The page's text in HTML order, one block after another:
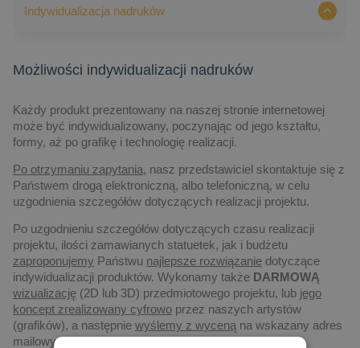
Indywidualizacja nadruków
Możliwości indywidualizacji nadruków
Każdy produkt prezentowany na naszej stronie internetowej
może być indywidualizowany, poczynając od jego kształtu,
formy, aż po grafikę i technologię realizacji.
Po otrzymaniu zapytania, nasz przedstawiciel skontaktuje się z
Państwem drogą elektroniczną, albo telefoniczną, w celu
uzgodnienia szczegółów dotyczących realizacji projektu.
Po uzgodnieniu szczegółów dotyczących czasu realizacji
projektu, ilości zamawianych statuetek, jak i budżetu
zaproponujemy Państwu najlepsze rozwiązanie dotyczące
indywidualizacji produktów. Wykonamy także DARMOWĄ
wizualizację (2D lub 3D) przedmiotowego projektu, lub jego
koncept zrealizowany cyfrowo przez naszych artystów
(grafików), a następnie wyślemy z wyceną na wskazany adres
mailowy.